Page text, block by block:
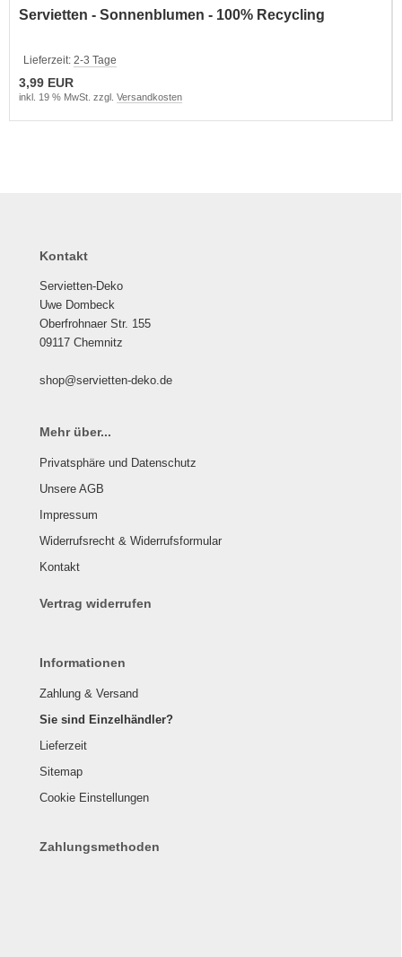
Servietten - Sonnenblumen - 100% Recycling
Lieferzeit: 2-3 Tage
3,99 EUR
inkl. 19 % MwSt. zzgl. Versandkosten
Kontakt
Servietten-Deko
Uwe Dombeck
Oberfrohnaer Str. 155
09117 Chemnitz
shop@servietten-deko.de
Mehr über...
Privatsphäre und Datenschutz
Unsere AGB
Impressum
Widerrufsrecht & Widerrufsformular
Kontakt
Vertrag widerrufen
Informationen
Zahlung & Versand
Sie sind Einzelhändler?
Lieferzeit
Sitemap
Cookie Einstellungen
Zahlungsmethoden